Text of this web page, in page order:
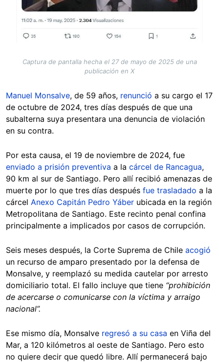
Captura de pantalla hecha el 27 de mayo de 2025 de una
publicación en X
Manuel Monsalve, de 59 años, renunció a su cargo el 17
de octubre de 2024, tres días después de que una
subalterna suya presentara una denuncia de violación
en su contra.
Por esta causa, el 19 de noviembre de 2024, fue
enviado a prisión preventiva a la cárcel de Rancagua,
90 km al sur de Santiago. Pero allí recibió amenazas de
muerte por lo que tres días después fue trasladado a la
cárcel Anexo Capitán Pedro Yáber ubicada en la región
Metropolitana de Santiago. Este recinto penal confina
principalmente a implicados por casos de corrupción.
Seis meses después, la Corte Suprema de Chile acogió
un recurso de amparo presentado por la defensa de
Monsalve, y reemplazó su medida cautelar por arresto
domiciliario total. El fallo incluye que tiene “prohibición
de acercarse o comunicarse con la víctima y arraigo
nacional”.
Ese mismo día, Monsalve regresó a su casa en Viña del
Mar, a 120 kilómetros al oeste de Santiago. Pero esto
no quiere decir que quedó libre. Allí permanecerá bajo